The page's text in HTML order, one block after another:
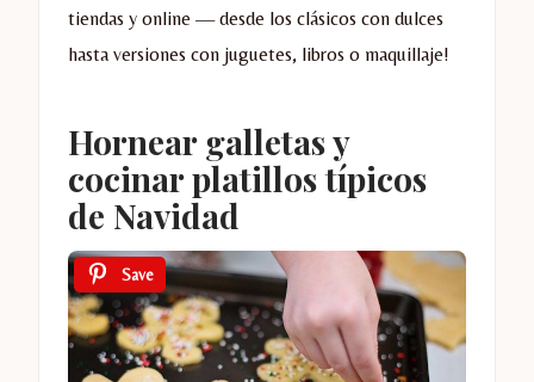
tiendas y online — desde los clásicos con dulces
hasta versiones con juguetes, libros o maquillaje!
Hornear galletas y
cocinar platillos típicos
de Navidad
Save